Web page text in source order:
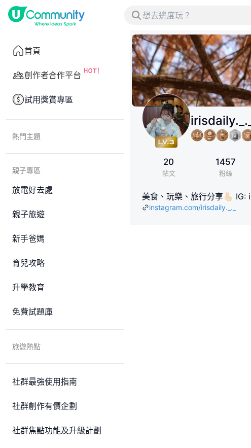
首頁
創作者合作平台
試用獎賞專區
熱門主題
親子專區
放電好去處
親子旅遊
新手爸媽
育兒攻略
升學教育
免費試題庫
旅遊熱點
社群最強使用指南
社群創作有價企劃
社群焦點功能及升級計劃
irisdaily._._
20
帖文
1457
粉絲
美食、玩樂、旅行分享🫰🏻
instagram.com/irisdaily._._